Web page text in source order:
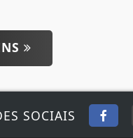
SOCIAIS